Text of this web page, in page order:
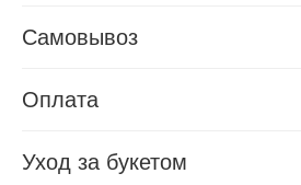
Самовывоз
Оплата
Уход за букетом